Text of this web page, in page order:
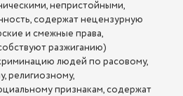
непристойными,
содержат нецензурную
и смежные права,
разжиганию)
людей по расовому,
религиозному,
признакам, содержат